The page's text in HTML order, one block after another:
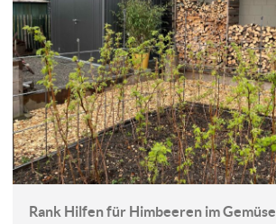
Rank Hilfen für Himbeeren im